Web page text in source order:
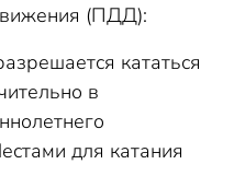
(ПДД):
кататься
в
для катания